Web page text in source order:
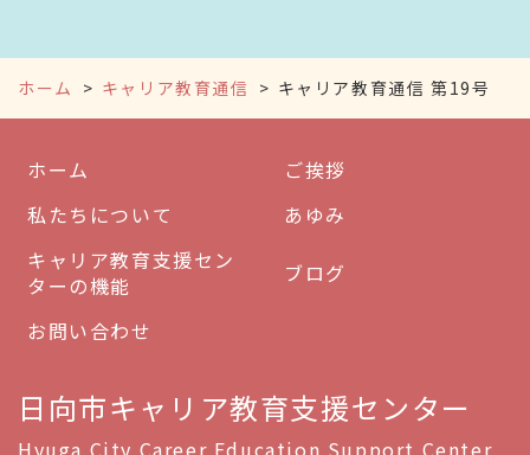
ホーム キャリア教育通信 キャリア教育通信 第19号
ホーム
ご挨拶
私たちについて
あゆみ
キャリア教育支援セン
ターの機能
ブログ
お問い合わせ
日向市キャリア教育支援センター
Hyuga City Career Education Support Center